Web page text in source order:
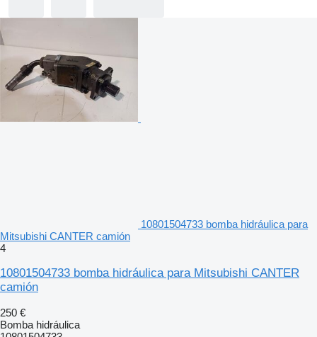
10801504733 bomba hidráulica para
Mitsubishi CANTER camión
4
10801504733 bomba hidráulica para Mitsubishi CANTER
camión
250 €
Bomba hidráulica